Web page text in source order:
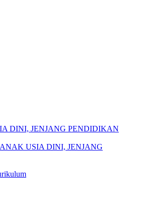
DINI, JENJANG PENDIDIKAN
USIA DINI, JENJANG